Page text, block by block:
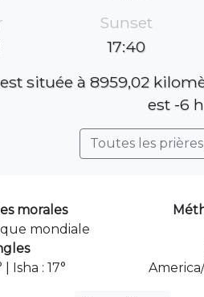
Sunset
17:40
située à 8959,02
est -6
Toutes les
morales
mondiale
| Isha : 17°